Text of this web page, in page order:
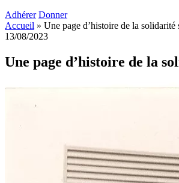
Adhérer Donner
Accueil » Une page d’histoire de la
13/08/2023
Une page d’histoire de la